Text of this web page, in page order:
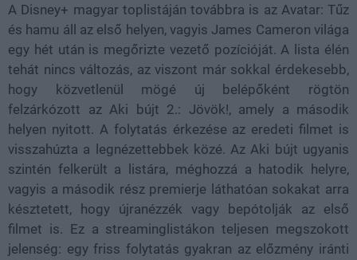
A Disney+ magyar toplistáján továbbra is az Avatar: Tűz
és hamu áll az első helyen, vagyis James Cameron világa
egy hét után is megőrizte vezető pozícióját. A lista élén
tehát nincs változás, az viszont már sokkal érdekesebb,
hogy közvetlenül mögé új belépőként rögtön
felzárkózott az Aki bújt 2.: Jövök!, amely a második
helyen nyitott. A folytatás érkezése az eredeti filmet is
visszahúzta a legnézettebbek közé. Az Aki bújt ugyanis
szintén felkerült a listára, méghozzá a hatodik helyre,
vagyis a második rész premierje láthatóan sokakat arra
késztetett, hogy újranézzék vagy bepótolják az első
filmet is. Ez a streaminglistákon teljesen megszokott
jelenség: egy friss folytatás gyakran az előzmény iránti